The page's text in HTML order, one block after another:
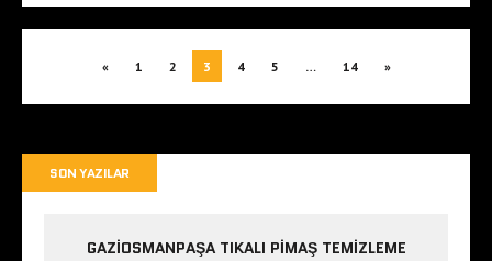
« 1 2 3 4 5 … 14 »
SON YAZILAR
GAZIOSMANPAŞA TIKALI PIMAŞ TEMIZLEME